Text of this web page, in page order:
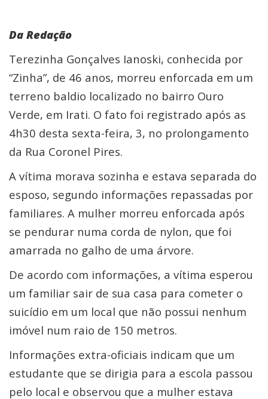
Da Redação
Terezinha Gonçalves Ianoski, conhecida por
“Zinha”, de 46 anos, morreu enforcada em um
terreno baldio localizado no bairro Ouro
Verde, em Irati. O fato foi registrado após as
4h30 desta sexta-feira, 3, no prolongamento
da Rua Coronel Pires.
A vítima morava sozinha e estava separada do
esposo, segundo informações repassadas por
familiares. A mulher morreu enforcada após
se pendurar numa corda de nylon, que foi
amarrada no galho de uma árvore.
De acordo com informações, a vítima esperou
um familiar sair de sua casa para cometer o
suicídio em um local que não possui nenhum
imóvel num raio de 150 metros.
Informações extra-oficiais indicam que um
estudante que se dirigia para a escola passou
pelo local e observou que a mulher estava